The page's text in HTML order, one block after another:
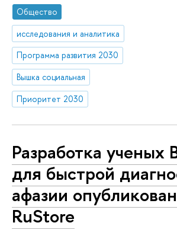
Общество
исследования и аналитика
Программа развития 2030
Вышка социальная
Приоритет 2030
Разработка
для быстрой
афазии
RuStore